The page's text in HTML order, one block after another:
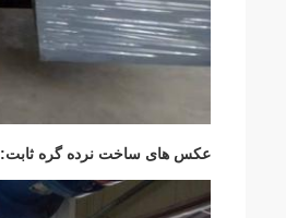
عکس های ساخت نرده گره ثابت: